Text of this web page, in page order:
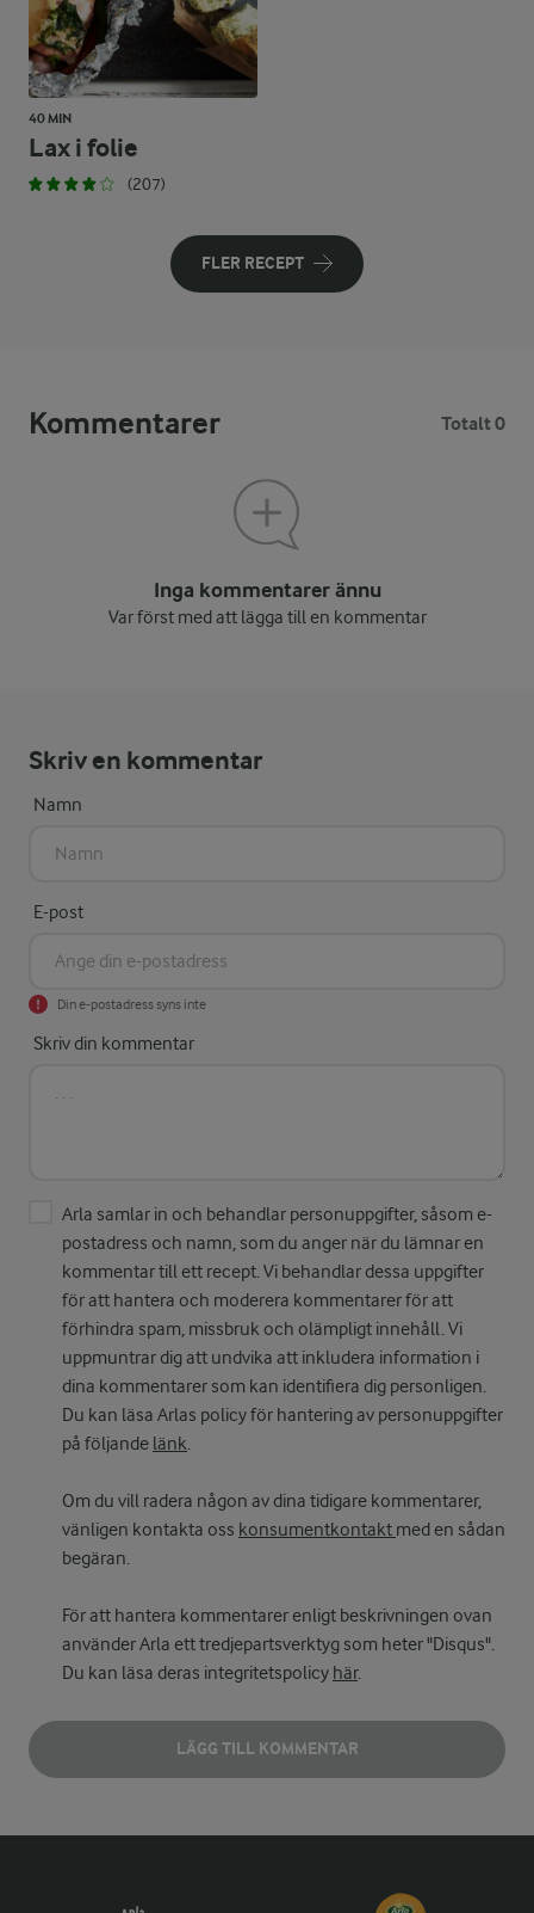
40 MIN
Lax i folie
(207)
FLER RECEPT
Kommentarer Totalt 0
Inga kommentarer ännu
Var först med att lägga till en kommentar
Skriv en kommentar
Namn
E-post
Din e-postadress syns inte
Skriv din kommentar
Arla samlar in och behandlar personuppgifter, såsom e-
postadress och namn, som du anger när du lämnar en
kommentar till ett recept. Vi behandlar dessa uppgifter
för att hantera och moderera kommentarer för att
förhindra spam, missbruk och olämpligt innehåll. Vi
uppmuntrar dig att undvika att inkludera information i
dina kommentarer som kan identifiera dig personligen.
Du kan läsa Arlas policy för hantering av personuppgifter
på följande länk.
Om du vill radera någon av dina tidigare kommentarer,
vänligen kontakta oss konsumentkontakt med en sådan
begäran.
För att hantera kommentarer enligt beskrivningen ovan
använder Arla ett tredjepartsverktyg som heter "Disqus".
Du kan läsa deras integritetspolicy här.
LÄGG TILL KOMMENTAR